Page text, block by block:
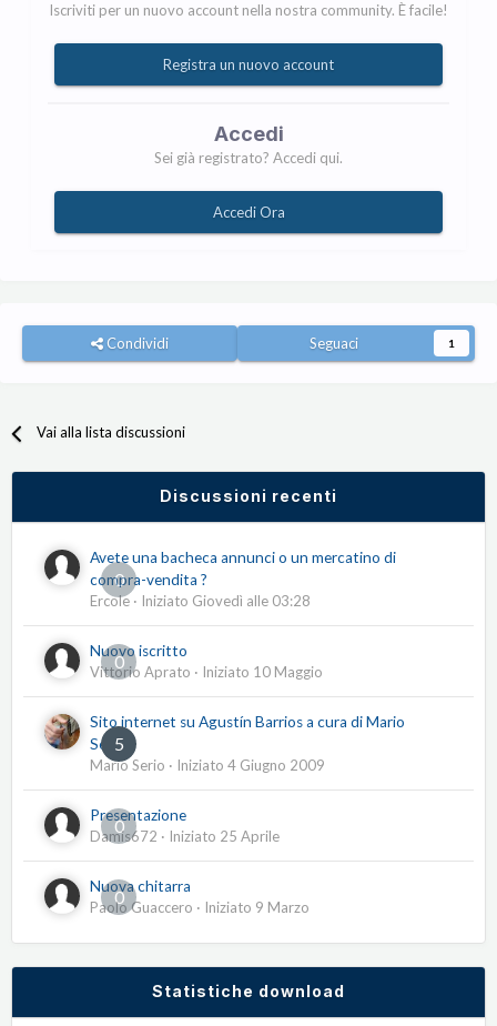
Iscriviti per un nuovo account nella nostra community. È facile!
Registra un nuovo account
Accedi
Sei già registrato? Accedi qui.
Accedi Ora
Condividi Seguaci 1
Vai alla lista discussioni
Discussioni recenti
0
Avete una bacheca annunci o un mercatino di
compra-vendita ?
Ercole · Iniziato Giovedì alle 03:28
0
Nuovo iscritto
Vittorio Aprato · Iniziato 10 Maggio
5
Sito internet su Agustín Barrios a cura di Mario
Serio
Mario Serio · Iniziato 4 Giugno 2009
0
Presentazione
Damis672 · Iniziato 25 Aprile
0
Nuova chitarra
Paolo Guaccero · Iniziato 9 Marzo
Statistiche download